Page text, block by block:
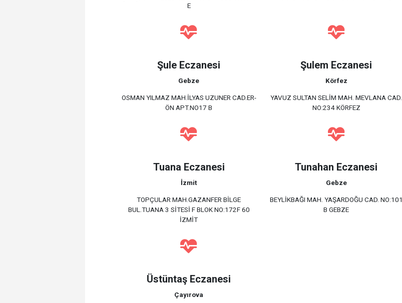
E
Şule Eczanesi
Gebze
OSMAN YILMAZ MAH.İLYAS UZUNER CAD.ER-
ÖN APT.NO17 B
Şulem Eczanesi
Körfez
YAVUZ SULTAN SELİM MAH. MEVLANA CAD.
NO:234 KÖRFEZ
Tuana Eczanesi
İzmit
TOPÇULAR MAH.GAZANFER BİLGE
BUL.TUANA 3 SİTESİ F BLOK NO:172F 60
İZMİT
Tunahan Eczanesi
Gebze
BEYLİKBAĞI MAH. YAŞARDOĞU CAD. NO:101
B GEBZE
Üstüntaş Eczanesi
Çayırova